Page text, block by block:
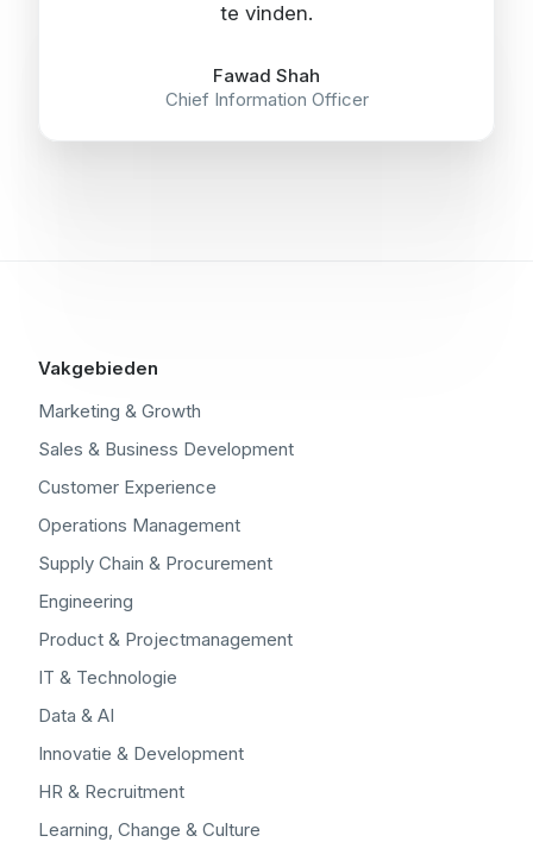
te vinden.
Fawad Shah
Chief Information Officer
Vakgebieden
Marketing & Growth
Sales & Business Development
Customer Experience
Operations Management
Supply Chain & Procurement
Engineering
Product & Projectmanagement
IT & Technologie
Data & AI
Innovatie & Development
HR & Recruitment
Learning, Change & Culture